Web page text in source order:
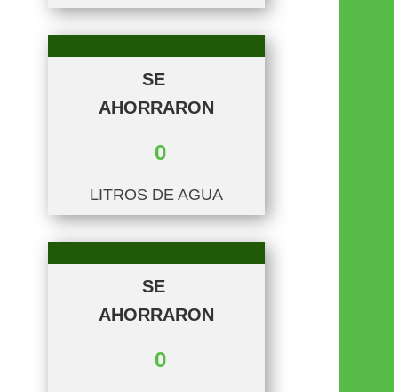
SE
AHORRARON
0
LITROS DE AGUA
SE
AHORRARON
0